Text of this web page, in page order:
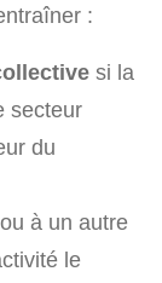
:
si la
secteur
du
ou à un autre
le